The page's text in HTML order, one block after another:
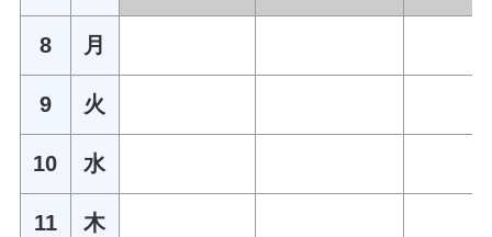
8 月
9 火
10 水
11 木